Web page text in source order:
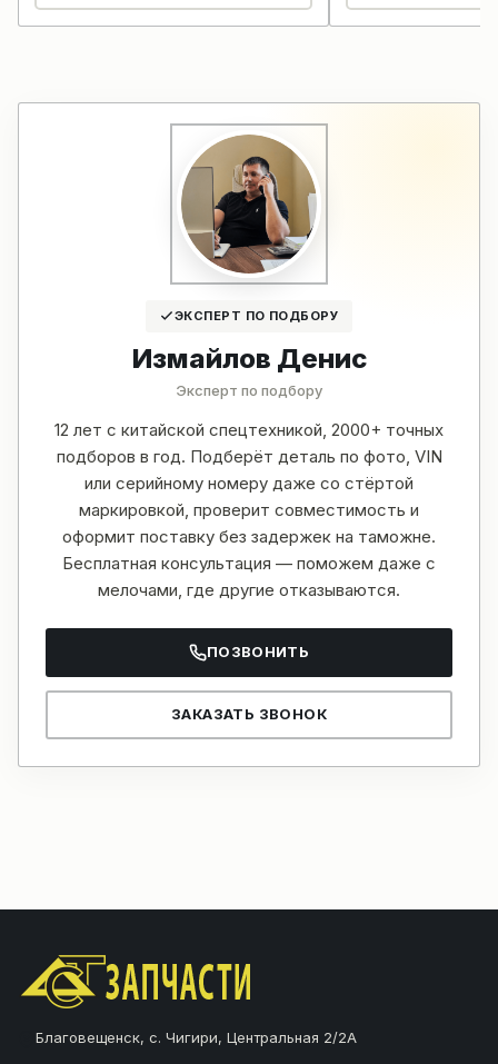
ЭКСПЕРТ ПО ПОДБОРУ
Измайлов Денис
Эксперт по подбору
12 лет с китайской спецтехникой, 2000+ точных
подборов в год. Подберёт деталь по фото, VIN
или серийному номеру даже со стёртой
маркировкой, проверит совместимость и
оформит поставку без задержек на таможне.
Бесплатная консультация — поможем даже с
мелочами, где другие отказываются.
ПОЗВОНИТЬ
ЗАКАЗАТЬ ЗВОНОК
Благовещенск, с. Чигири, Центральная 2/2А